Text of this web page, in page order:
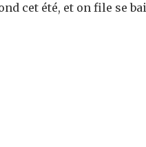
cet été, et on file se